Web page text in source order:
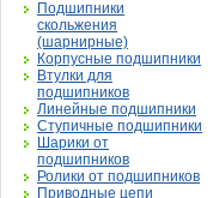
Подшипники
скольжения
(шарнирные)
Корпусные подшипники
Втулки для
подшипников
Линейные подшипники
Ступичные подшипники
Шарики от
подшипников
Ролики от подшипников
Приводные цепи